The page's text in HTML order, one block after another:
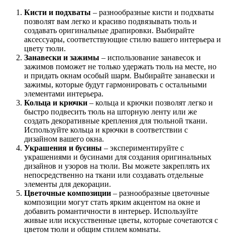
Кисти и подхваты – разнообразные кисти и подхваты
позволят вам легко и красиво подвязывать тюль и
создавать оригинальные драпировки. Выбирайте
аксессуары, соответствующие стилю вашего интерьера и
цвету тюли.
Занавески и зажимы – использование занавесок и
зажимов поможет не только удержать тюль на месте, но
и придать окнам особый шарм. Выбирайте занавески и
зажимы, которые будут гармонировать с остальными
элементами интерьера.
Кольца и крючки – кольца и крючки позволят легко и
быстро подвесить тюль на шторную ленту или же
создать декоративные крепления для тюльной ткани.
Используйте кольца и крючки в соответствии с
дизайном вашего окна.
Украшения и бусины – экспериментируйте с
украшениями и бусинами для создания оригинальных
дизайнов и узоров на тюли. Вы можете закреплять их
непосредственно на ткани или создавать отдельные
элементы для декорации.
Цветочные композиции – разнообразные цветочные
композиции могут стать ярким акцентом на окне и
добавить романтичности в интерьер. Используйте
живые или искусственные цветы, которые сочетаются с
цветом тюли и общим стилем комнаты.